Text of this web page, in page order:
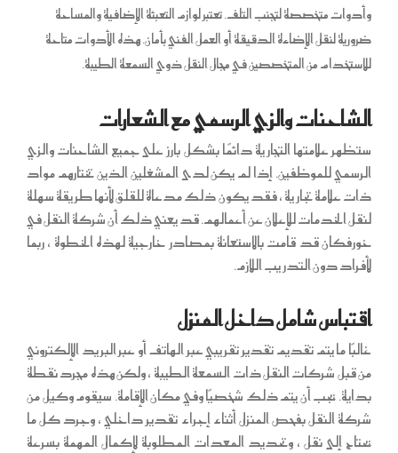
وأدوات متخصصة لتجنب التلف. تعتبر لوازم التعبئة الإضافية والمساحة
ضرورية لنقل الإضاءة الدقيقة أو العمل الفني بأمان. هذه الأدوات متاحة
للاستخدام من المتخصصين في مجال النقل ذوي السمعة الطيبة.
الشاحنات والزي الرسمي مع الشعارات
ستظهر علامتها التجارية دائمًا بشكل بارز على جميع الشاحنات والزي
الرسمي للموظفين. إذا لم يكن لدى المشغلين الذين تختارهم مواد
ذات علامة تجارية ، فقد يكون ذلك مدعاة للقلق لأنها طريقة سهلة
لنقل الخدمات للإعلان عن أعمالهم. قد يعني ذلك أن شركة النقل في
خورفكان قد قامت بالاستعانة بمصادر خارجية لهذه الخطوة ، ربما
لأفراد دون التدريب اللازم.
اقتباس شامل داخل المنزل
غالبًا ما يتم تقديم تقدير تقريبي عبر الهاتف أو عبر البريد الإلكتروني
من قبل شركات النقل ذات السمعة الطيبة ، ولكن هذه مجرد نقطة
بداية. يجب أن يتم ذلك شخصيًا وفي مكان الإقامة. سيقوم وكيل من
شركة النقل بفحص المنزل أثناء إجراء تقدير داخلي ، وجرد كل ما
يحتاج إلى نقل ، وتحديد المعدات المطلوبة لإكمال المهمة بسرعة